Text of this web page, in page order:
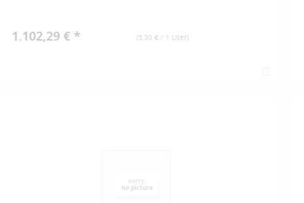
(5,30 € / 1 Liter)
1.102,29 € *